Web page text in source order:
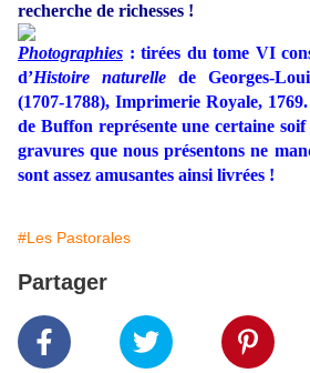
recherche de richesses !
Photographies : tirées du tome VI
d’Histoire naturelle de Georges-
(1707-1788), Imprimerie Royale,
de Buffon représente une certaine soif
gravures que nous présentons ne
sont assez amusantes ainsi livrées !
#Les Pastorales
Partager